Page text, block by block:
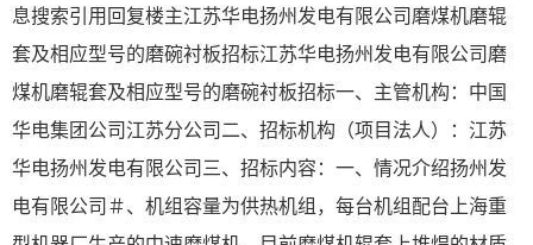
息搜索引用回复楼主江苏华电扬州发电有限公司磨煤机磨辊
套及相应型号的磨碗衬板招标江苏华电扬州发电有限公司磨
煤机磨辊套及相应型号的磨碗衬板招标一、主管机构：中国
华电集团公司江苏分公司二、招标机构（项目法人）：江苏
华电扬州发电有限公司三、招标内容：一、情况介绍扬州发
电有限公司＃、机组容量为供热机组，每台机组配台上海重